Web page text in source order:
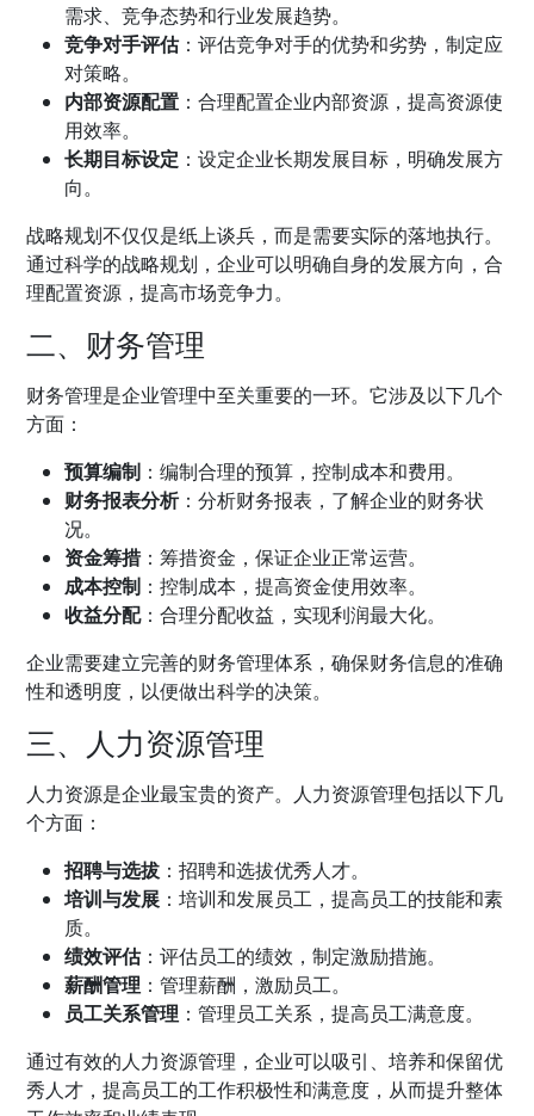
需求、竞争态势和行业发展趋势。
竞争对手评估：评估竞争对手的优势和劣势，制定应
对策略。
内部资源配置 ：合理配置企业内部资源，提高资源使
用效率。
长期目标设定 ：设定企业长期发展目标，明确发展方
向。
战略规划不仅仅是纸上谈兵，而是需要实际的落地执行。
通过科学的战略规划，企业可以明确自身的发展方向，合
理配置资源，提高市场竞争力。
二、财务管理
财务管理是企业管理中至关重要的一环。它涉及以下几个
方面：
预算编制 ：编制合理的预算，控制成本和费用。
财务报表分析：分析财务报表，了解企业的财务状
况。
资金筹措：筹措资金，保证企业正常运营。
成本控制 ：控制成本，提高资金使用效率。
收益分配：合理分配收益，实现利润最大化。
企业需要建立完善的财务管理体系，确保财务信息的准确
性和透明度，以便做出科学的决策。
三、人力资源管理
人力资源是企业最宝贵的资产。人力资源管理包括以下几
个方面：
招聘与选拔 ：招聘和选拔优秀人才。
培训与发展 ：培训和发展员工，提高员工的技能和素
质。
绩效评估：评估员工的绩效，制定激励措施。
薪酬管理 ：管理薪酬，激励员工。
员工关系管理 ：管理员工关系，提高员工满意度。
通过有效的人力资源管理，企业可以吸引、培养和保留优
秀人才，提高员工的工作积极性和满意度，从而提升整体